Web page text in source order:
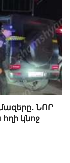
ՆՈՐ
կնոջ